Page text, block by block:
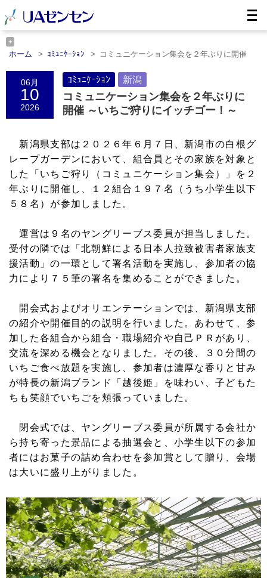
ホーム ｺﾐｭﾆｹｰｼｮﾝ
コミュニケーション集会を２年ぶりに開催
ホーム
コミュニケーション集会を２年ぶりに開催 ……
06月
10
2026
ｺﾐｭﾆｹｰｼｮﾝ 新潟
コミュニケーション集会を２年ぶりに
開催 ～いちご狩りにイッチゴー！～
新潟県支部は２０２６年６月７日、新潟市の白根グ
レープガーデンにおいて、組合員とその家族を対象と
した「いちご狩り（コミュニケーション集会）」を２
年ぶりに開催し、１２組合１９７名（うち小学生以下
５８名）が参加しました。
運営は９名のヤングリーブス委員が担当しました。
受付の隣では「北朝鮮による日本人拉致被害者家族支
援活動」の一環として署名活動を実施し、参加者の協
力により７５筆の署名を集めることができました。
開会式およびオリエンテーションでは、新潟県支部
の紹介や開催目的の説明を行いました。あわせて、参
加した各組合から組合・職場紹介や自己ＰＲがあり、
交流を深める機会となりました。その後、３０分間の
いちご食べ放題を実施し、参加者は濃厚な香りと甘み
が特長の新潟ブランド「越後姫」を味わい、子どもた
ちも笑顔でいちごを頬張っていました。
閉会式では、ヤングリーブス委員が所属する会社か
ら持ち寄った景品による抽選会と、小学生以下の参加
者にはお菓子の詰め合わせを参加賞として贈り、会場
は大いに盛り上がりました。